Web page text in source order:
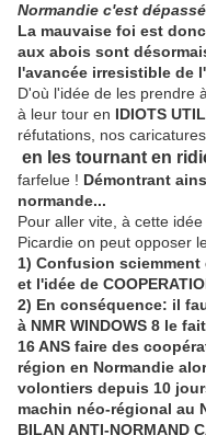
Normandie c'est
La mauvaise foi est
aux abois sont
l'avancée irresistible de
D'où l'idée de les prendre
à leur tour en IDIOTS
réfutations, nos
en les tournant en
farfelue ! Démontrant
normande...
Pour aller vite, à cette
Picardie on peut opposer
1) Confusion sciemment
et l'idée de
2) En conséquence: il
à NMR WINDOWS 8 le
16 ANS faire des
région en Normandie
volontiers depuis 10
machin néo-régional au
BILAN ANTI-NORMAND